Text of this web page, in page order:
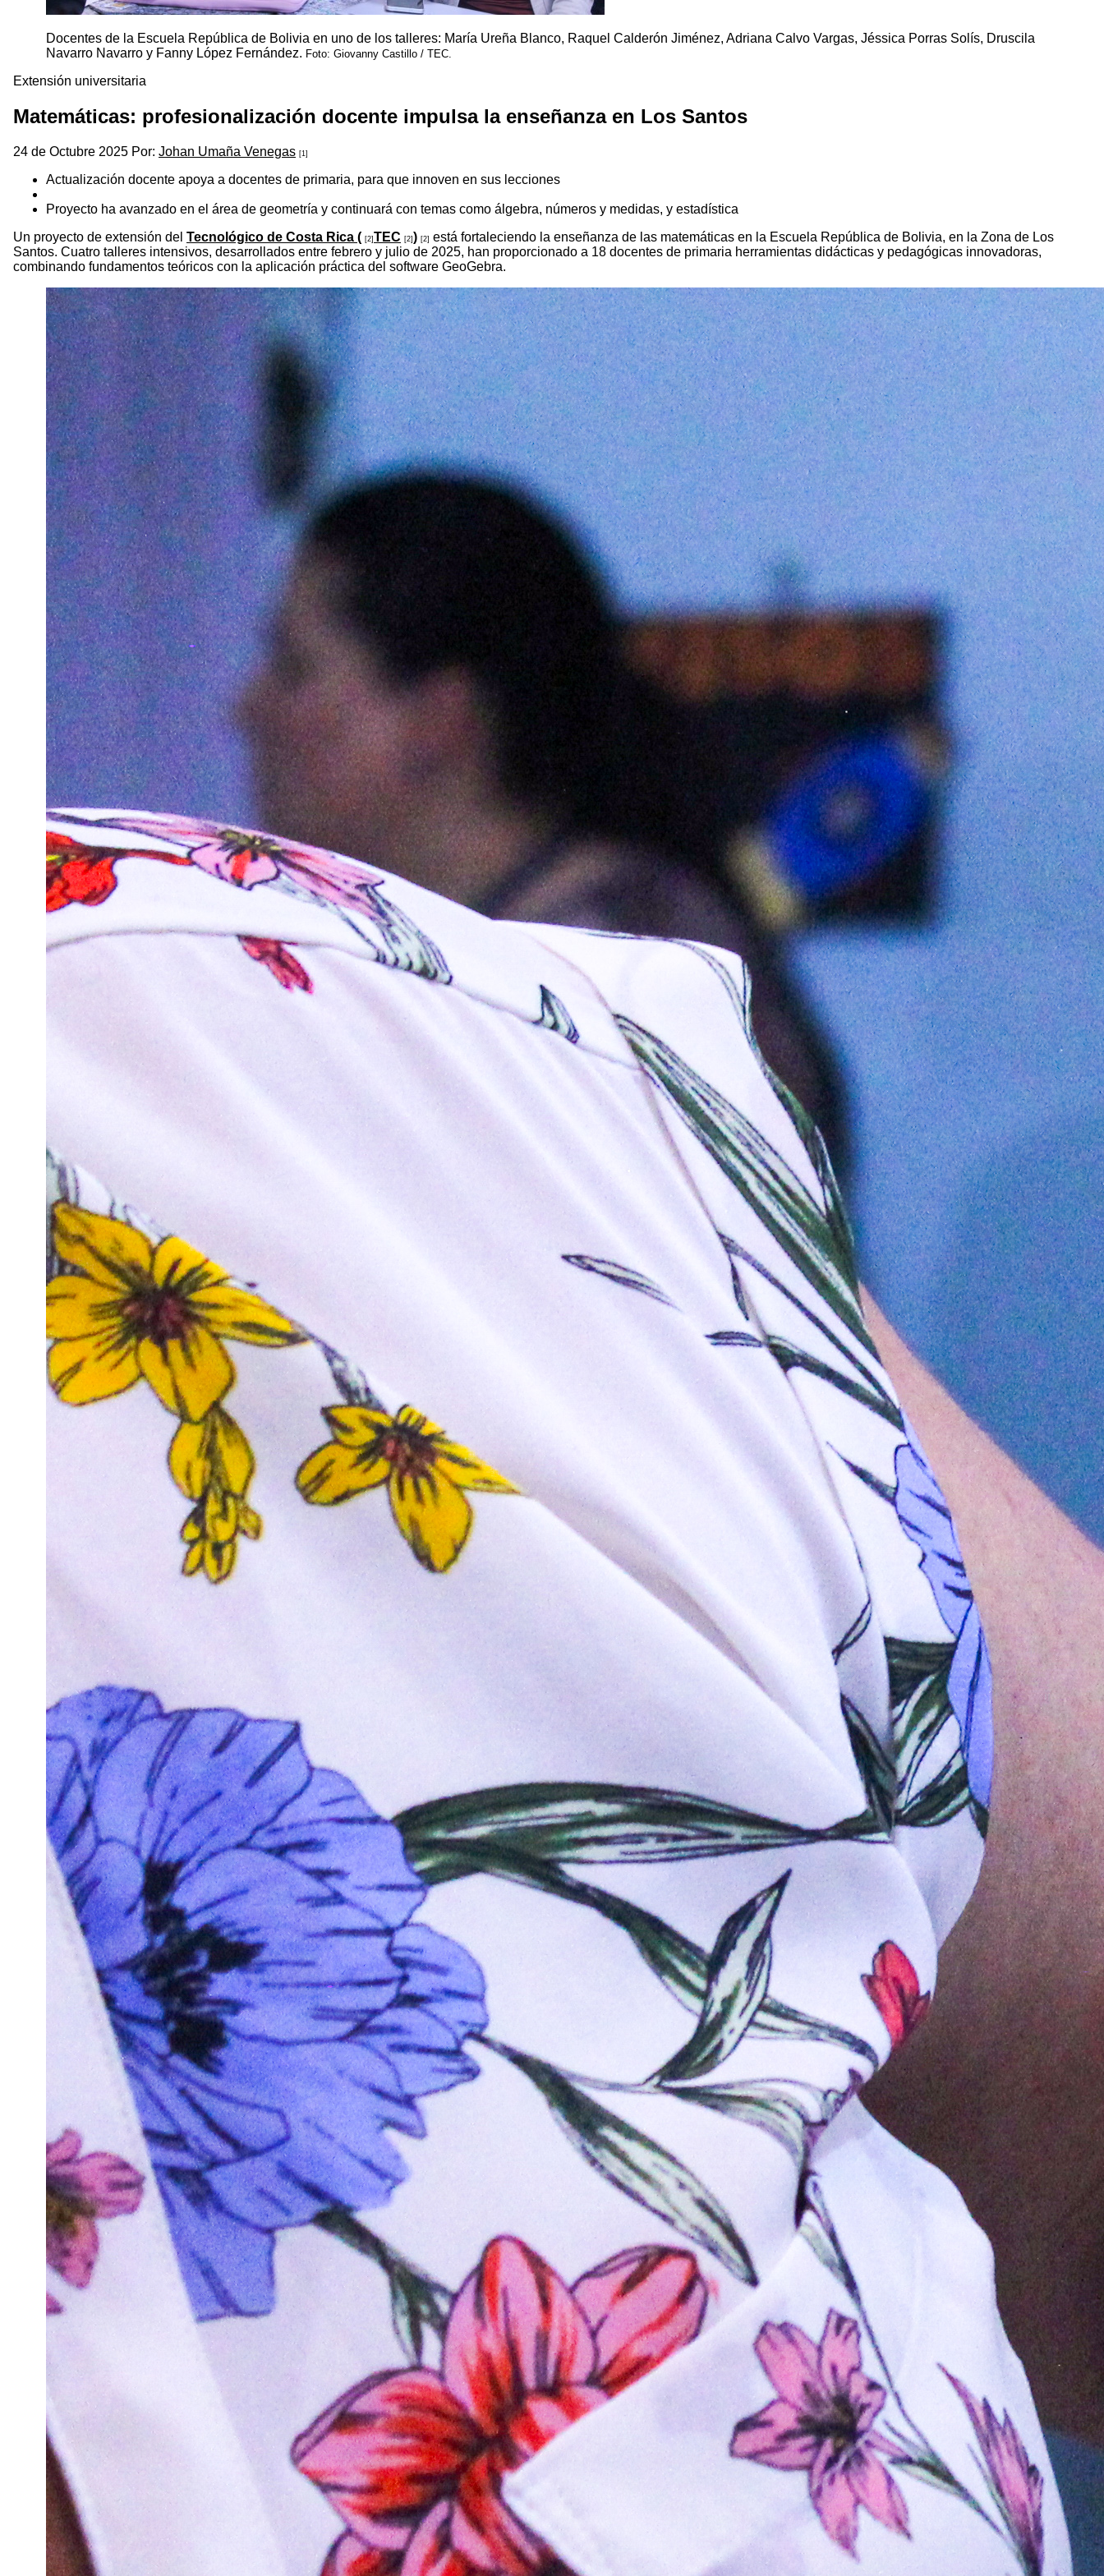
Docentes de la Escuela República de Bolivia en uno de los talleres: María Ureña Blanco, Raquel Calderón Jiménez, Adriana Calvo Vargas, Jéssica Porras Solís, Druscila
Navarro Navarro y Fanny López Fernández. Foto: Giovanny Castillo / TEC.
Extensión universitaria
Matemáticas: profesionalización docente impulsa la enseñanza en Los Santos
24 de Octubre 2025 Por: Johan Umaña Venegas [1]
Actualización docente apoya a docentes de primaria, para que innoven en sus lecciones
Proyecto ha avanzado en el área de geometría y continuará con temas como álgebra, números y medidas, y estadística
Un proyecto de extensión del Tecnológico de Costa Rica ( [2] TEC [2] ) [2] está fortaleciendo la enseñanza de las matemáticas en la Escuela República de Bolivia, en la Zona de Los
Santos. Cuatro talleres intensivos, desarrollados entre febrero y julio de 2025, han proporcionado a 18 docentes de primaria herramientas didácticas y pedagógicas innovadoras,
combinando fundamentos teóricos con la aplicación práctica del software GeoGebra.